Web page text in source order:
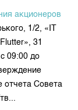
акционеров
1/2, «IT
31
09:00 до
отчета Совета